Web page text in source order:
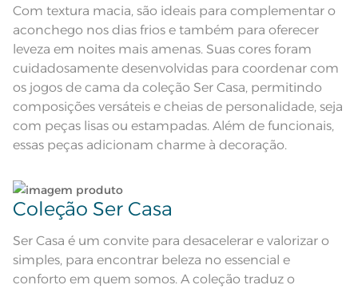
Acabamento Tinto
Instruções de Lavagem
Lavação a 40ºC; Proibido alvejar;
Secar em tambor com
de passar com temperatura
maxima de 110º C; Proibido lavar a
seco
Observações
Pode haver pequena variação de
cor, de acordo com a configuração
e modelo do monitor ou do
aparelho celular. Consultar a cor
nas especificações técnicas do
Com textura macia, são ideais para complementar o
aconchego nos dias frios e também para oferecer
leveza em noites mais amenas. Suas cores foram
cuidadosamente desenvolvidas para coordenar com
os jogos de cama da coleção Ser Casa, permitindo
composições versáteis e cheias de personalidade, seja
com peças lisas ou estampadas. Além de funcionais,
essas peças adicionam charme à decoração.
Coleção Ser Casa
Ser Casa é um convite para desacelerar e valorizar o
simples, para encontrar beleza no essencial e
conforto em quem somos. A coleção traduz o